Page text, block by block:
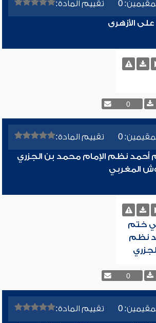
0 تقييم المادة:
الأزهرى
0
0 تقييم المادة:
أحمد نظم الإمام محمد بن الجزري
المغربي
ختم
نظم
0
0 تقييم المادة: